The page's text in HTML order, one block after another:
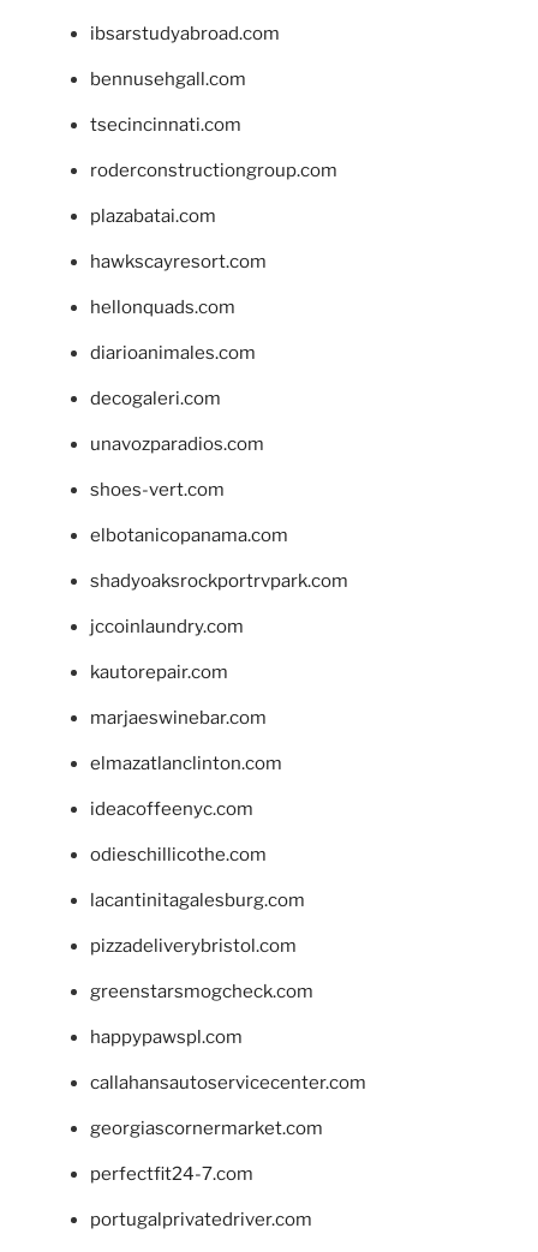
ibsarstudyabroad.com
bennusehgall.com
tsecincinnati.com
roderconstructiongroup.com
plazabatai.com
hawkscayresort.com
hellonquads.com
diarioanimales.com
decogaleri.com
unavozparadios.com
shoes-vert.com
elbotanicopanama.com
shadyoaksrockportrvpark.com
jccoinlaundry.com
kautorepair.com
marjaeswinebar.com
elmazatlanclinton.com
ideacoffeenyc.com
odieschillicothe.com
lacantinitagalesburg.com
pizzadeliverybristol.com
greenstarsmogcheck.com
happypawspl.com
callahansautoservicecenter.com
georgiascornermarket.com
perfectfit24-7.com
portugalprivatedriver.com